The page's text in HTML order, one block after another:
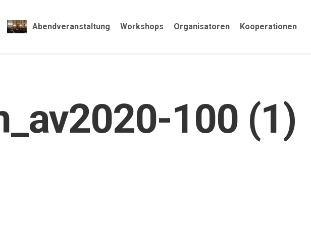
Abendveranstaltung Workshops Organisatoren Kooperationen
100 (1)